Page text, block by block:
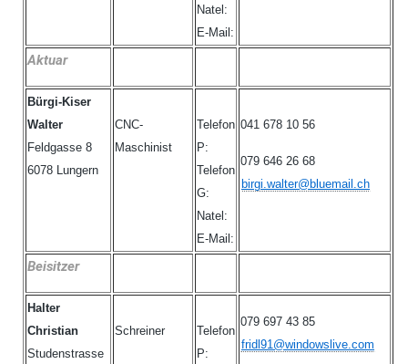
Natel:
E-Mail:
Aktuar
Bürgi-Kiser
Walter
Feldgasse 8
6078 Lungern
CNC-
Maschinist
Telefon
P:
Telefon
G:
Natel:
E-Mail:
041 678 10 56
079 646 26 68
birgi.walter@bluemail.ch
Beisitzer
Halter
Christian
Studenstrasse
Schreiner
Telefon
P:
079 697 43 85
fridl91@windowslive.com